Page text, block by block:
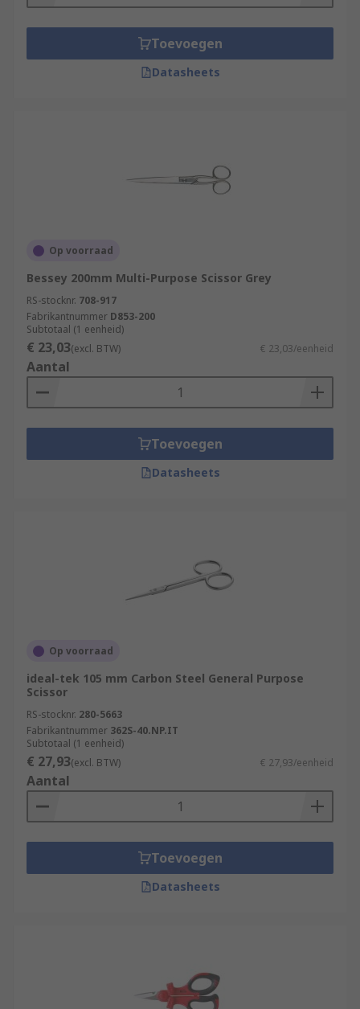
Toevoegen
Datasheets
Op voorraad
Bessey 200mm Multi-Purpose Scissor Grey
RS-stocknr. 708-917
Fabrikantnummer D853-200
Subtotaal (1 eenheid)
€ 23,03(excl. BTW) € 23,03/eenheid
Aantal
Toevoegen
Datasheets
Op voorraad
ideal-tek 105 mm Carbon Steel General Purpose
Scissor
RS-stocknr. 280-5663
Fabrikantnummer 362S-40.NP.IT
Subtotaal (1 eenheid)
€ 27,93(excl. BTW) € 27,93/eenheid
Aantal
Toevoegen
Datasheets